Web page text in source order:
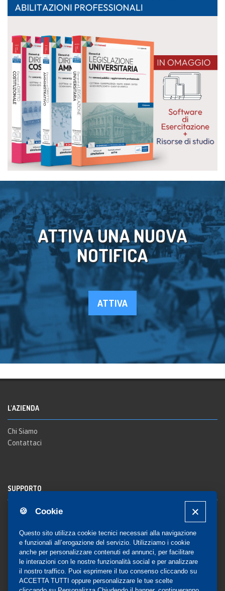
🍪 Cookie
Questo sito utilizza cookie tecnici necessari alla navigazione
e funzionali all’erogazione del servizio. Utilizziamo i cookie
anche per personalizzare contenuti ed annunci, per facilitare
le interazioni con le nostre funzionalità social e per analizzare
il nostro traffico. Puoi esprimere il tuo consenso cliccando su
ACCETTA TUTTI oppure personalizzare le tue scelte
ATTIVA UNA NUOVA
NOTIFICA
ATTIVA
L'AZIENDA
Chi Siamo
Contattaci
SUPPORTO
Registrazione al sito
Notifica
COMMUNITY